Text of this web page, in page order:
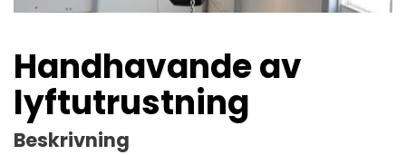
Handhavande av
lyftutrustning
Beskrivning